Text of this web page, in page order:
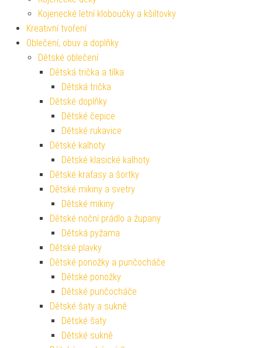
Kojenecké letní kloboučky a kšiltovky
Kreativní tvoření
Oblečení, obuv a doplňky
Dětské oblečení
Dětská trička a tílka
Dětská trička
Dětské doplňky
Dětské čepice
Dětské rukavice
Dětské kalhoty
Dětské klasické kalhoty
Dětské kraťasy a šortky
Dětské mikiny a svetry
Dětské mikiny
Dětské noční prádlo a župany
Dětská pyžama
Dětské plavky
Dětské ponožky a punčocháče
Dětské ponožky
Dětské punčocháče
Dětské šaty a sukně
Dětské šaty
Dětské sukně